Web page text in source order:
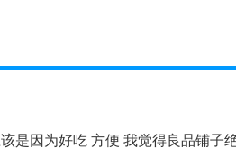
是因为好吃 方便 我觉得良品铺子